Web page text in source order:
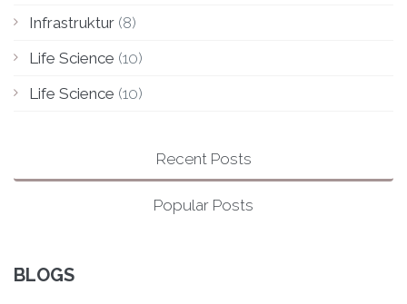
Infrastruktur (8)
Life Science (10)
Life Science (10)
Recent Posts
Popular Posts
BLOGS